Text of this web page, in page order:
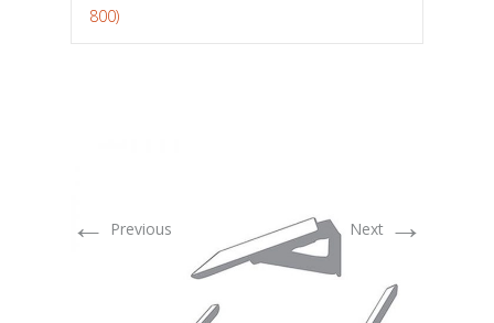
800)
← Previous Next →